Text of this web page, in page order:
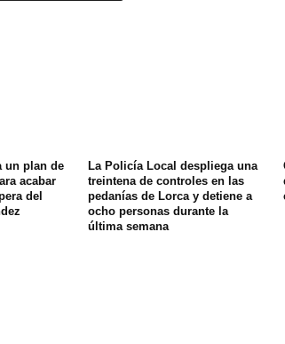
un plan de
acabar
del
La Policía Local despliega una
treintena de controles en las
pedanías de Lorca y detiene a
ocho personas durante la
última semana